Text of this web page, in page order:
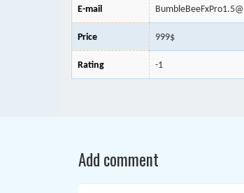
E-mail
Price 999$
Rating -1
Add comment